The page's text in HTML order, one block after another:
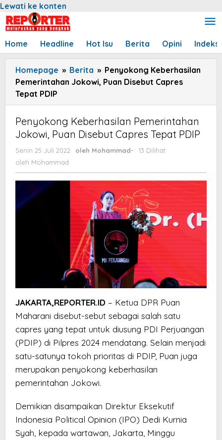
Lewati ke konten
Home Headline Hot Isu Berita Opini Indeks
Homepage » Berita » Penyokong Keberhasilan
Pemerintahan Jokowi, Puan Disebut Capres
Tepat PDIP
Penyokong Keberhasilan Pemerintahan
Jokowi, Puan Disebut Capres Tepat PDIP
Senin 25 Juli 2022 oleh Mohammad-
13 Dilihat
oleh Mohammad
JAKARTA,REPORTER.ID – Ketua DPR Puan
Maharani disebut-sebut sebagai salah satu
capres yang tepat untuk diusung PDI Perjuangan
(PDIP) di Pilpres 2024 mendatang. Selain menjadi
satu-satunya tokoh prioritas di PDIP, Puan juga
merupakan penyokong keberhasilan
pemerintahan Jokowi.
Demikian disampaikan Direktur Eksekutif
Indonesia Political Opinion (IPO) Dedi Kurnia
Syah, kepada wartawan, Jakarta, Minggu